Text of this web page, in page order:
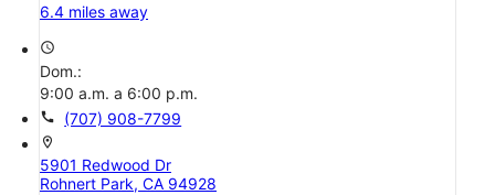
6.4 miles away
access_time
Dom.:
9:00 a.m. a 6:00 p.m.
call (707) 908-7799
location_on
5901 Redwood Dr
Rohnert Park, CA 94928